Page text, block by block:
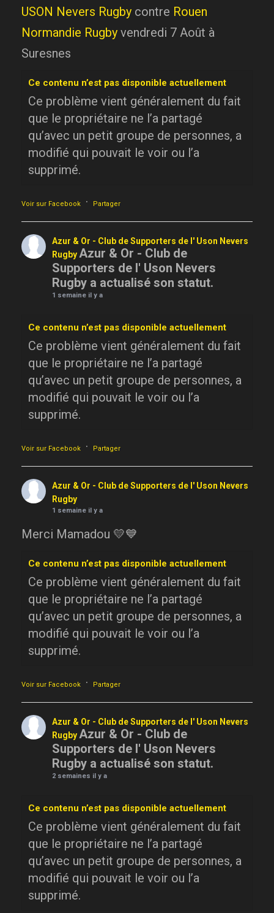
USON Nevers Rugby contre Rouen
Normandie Rugby vendredi 7 Août à
Suresnes
Ce contenu n’est pas disponible actuellement
Ce problème vient généralement du fait
que le propriétaire ne l’a partagé
qu’avec un petit groupe de personnes, a
modifié qui pouvait le voir ou l’a
supprimé.
Voir sur Facebook · Partager
Azur & Or - Club de Supporters de l' Uson Nevers
RugbyAzur & Or - Club de
Supporters de l' Uson Nevers
Rugby a actualisé son statut.
1 semaine il y a
Ce contenu n’est pas disponible actuellement
Ce problème vient généralement du fait
que le propriétaire ne l’a partagé
qu’avec un petit groupe de personnes, a
modifié qui pouvait le voir ou l’a
supprimé.
Voir sur Facebook · Partager
Azur & Or - Club de Supporters de l' Uson Nevers
Rugby
1 semaine il y a
Merci Mamadou 💛💙
Ce contenu n’est pas disponible actuellement
Ce problème vient généralement du fait
que le propriétaire ne l’a partagé
qu’avec un petit groupe de personnes, a
modifié qui pouvait le voir ou l’a
supprimé.
Voir sur Facebook · Partager
Azur & Or - Club de Supporters de l' Uson Nevers
RugbyAzur & Or - Club de
Supporters de l' Uson Nevers
Rugby a actualisé son statut.
2 semaines il y a
Ce contenu n’est pas disponible actuellement
Ce problème vient généralement du fait
que le propriétaire ne l’a partagé
qu’avec un petit groupe de personnes, a
modifié qui pouvait le voir ou l’a
supprimé.